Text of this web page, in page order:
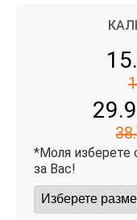
*Моля изберете
за Вас!